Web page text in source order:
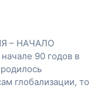
– НАЧАЛО
90 годов в
глобализации, то